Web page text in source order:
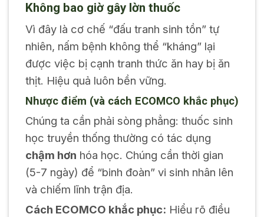
Không bao giờ gây lờn thuốc
Vì đây là cơ chế “đấu tranh sinh tồn” tự
nhiên, nấm bệnh không thể “kháng” lại
được việc bị cạnh tranh thức ăn hay bị ăn
thịt. Hiệu quả luôn bền vững.
Nhược điểm (và cách ECOMCO khắc phục)
Chúng ta cần phải sòng phẳng: thuốc sinh
học truyền thống thường có tác dụng
chậm hơn hóa học. Chúng cần thời gian
(5-7 ngày) để “binh đoàn” vi sinh nhân lên
và chiếm lĩnh trận địa.
Cách ECOMCO khắc phục: Hiểu rõ điều